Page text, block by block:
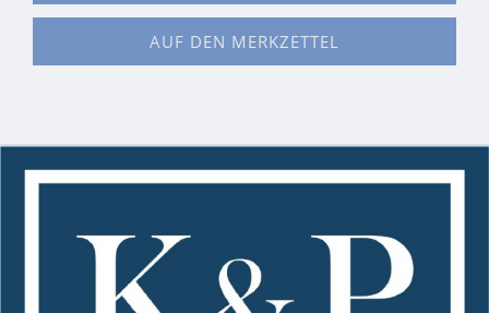
AUF DEN MERKZETTEL